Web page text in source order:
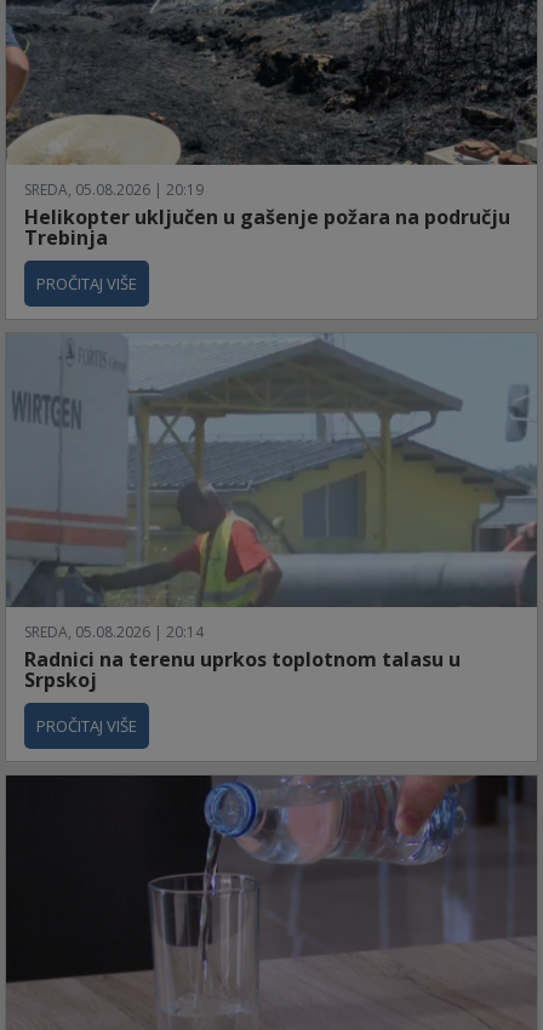
SREDA, 05.08.2026 | 20:19
Helikopter uključen u gašenje požara na području
Trebinja
PROČITAJ VIŠE
SREDA, 05.08.2026 | 20:14
Radnici na terenu uprkos toplotnom talasu u
Srpskoj
PROČITAJ VIŠE